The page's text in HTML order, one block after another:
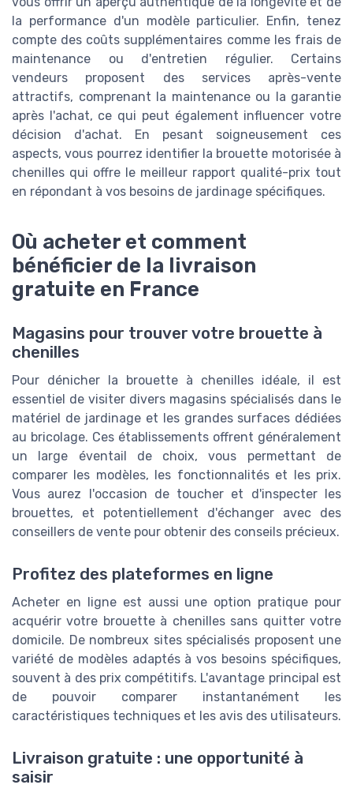
la performance d'un modèle particulier. Enfin, tenez
compte des coûts supplémentaires comme les frais de
maintenance ou d'entretien régulier. Certains
vendeurs proposent des services après-vente
attractifs, comprenant la maintenance ou la garantie
après l'achat, ce qui peut également influencer votre
décision d'achat. En pesant soigneusement ces
aspects, vous pourrez identifier la brouette motorisée à
chenilles qui offre le meilleur rapport qualité-prix tout
en répondant à vos besoins de jardinage spécifiques.
Où acheter et comment
bénéficier de la livraison
gratuite en France
Magasins pour trouver votre brouette à
chenilles
Pour dénicher la brouette à chenilles idéale, il est
essentiel de visiter divers magasins spécialisés dans le
matériel de jardinage et les grandes surfaces dédiées
au bricolage. Ces établissements offrent généralement
un large éventail de choix, vous permettant de
comparer les modèles, les fonctionnalités et les prix.
Vous aurez l'occasion de toucher et d'inspecter les
brouettes, et potentiellement d'échanger avec des
conseillers de vente pour obtenir des conseils précieux.
Profitez des plateformes en ligne
Acheter en ligne est aussi une option pratique pour
acquérir votre brouette à chenilles sans quitter votre
domicile. De nombreux sites spécialisés proposent une
variété de modèles adaptés à vos besoins spécifiques,
souvent à des prix compétitifs. L'avantage principal est
de pouvoir comparer instantanément les
caractéristiques techniques et les avis des utilisateurs.
Livraison gratuite : une opportunité à
saisir